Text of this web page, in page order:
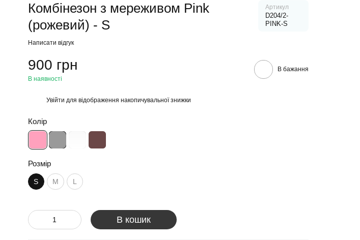
Комбінезон з мереживом Pink
(рожевий) - S
Артикул
D204/2-
PINK-S
Написати відгук
900 грн
В наявності
В бажання
Увійти для відображення накопичувальної знижки
Колір
Розмір
S M L
В кошик